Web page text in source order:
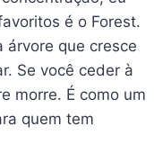
é o Forest.
árvore que cresce
Se você ceder à
morre. É como um
quem tem